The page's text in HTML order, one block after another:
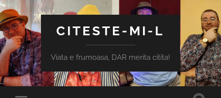
CITESTE-MI-L
Viata e frumoasa, DAR merita citita!